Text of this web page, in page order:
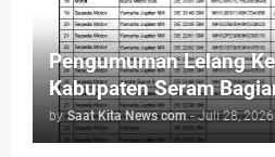
Pengumuman Lelang
Kabupaten Seram
by Saat Kita News com - Juli 28, 2026